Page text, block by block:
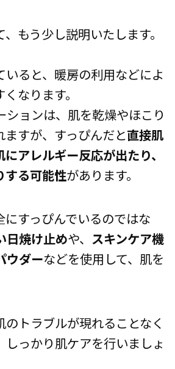
もう少し説明いたします。
いると、暖房の利用などによ
なります。
ションは、肌を乾燥やほこり
ますが、すっぴんだと直接肌
アレルギー反応が出たり、
する可能性があります。
にすっぴんでいるのではな
日焼け止めや、 スキンケア機
ウダーなどを使用して、肌を
のトラブルが現れることなく
しっかり肌ケアを行いましょ